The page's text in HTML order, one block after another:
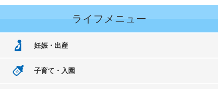
ライフメニュー
妊娠・出産
子育て・入園